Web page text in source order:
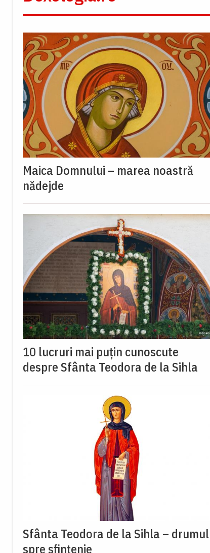
Maica Domnului – marea noastră
nădejde
10 lucruri mai puțin cunoscute
despre Sfânta Teodora de la Sihla
Sfânta Teodora de la Sihla – drumul
spre sfințenie